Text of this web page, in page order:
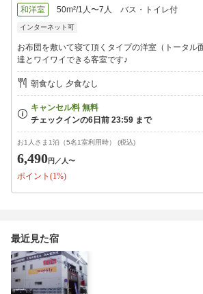
朝食は￥500にて予約できます。（朝食予約
チェックイン時に翌朝のお時間（7：30〜
種類（ホット/アイスコーヒー・オレンジジ
ーロン茶から）を教えてください。
和洋室 50m²/1人〜7人 バス・トイレ付
インターネット可
お布団を敷いて寝て頂くタイプの洋室（トータル
達とワイワイできる客室です♪
朝食なし 夕食なし
お1人さま1泊（5名1室利用時） (税込)
6,490円 ／人〜
ポイント(1%)
最近見た宿